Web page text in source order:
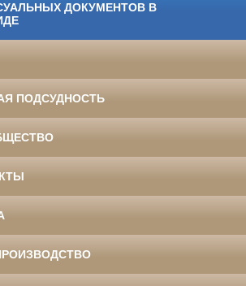
ДОКУМЕНТОВ В
ПОДСУДНОСТЬ